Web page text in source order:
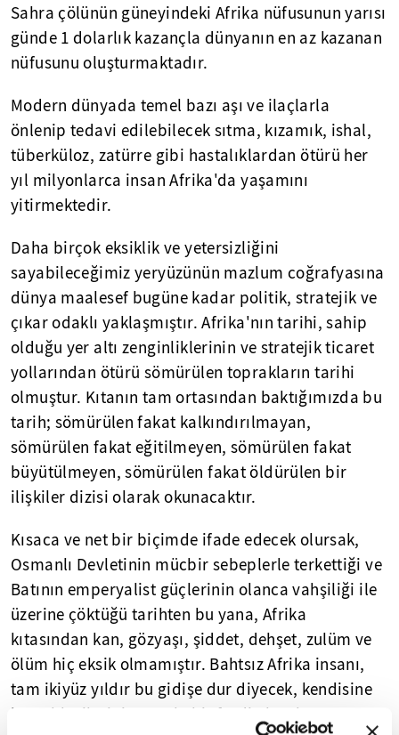
Sahra çölünün güneyindeki Afrika nüfusunun yarısı
günde 1 dolarlık kazançla dünyanın en az kazanan
nüfusunu oluşturmaktadır.
Modern dünyada temel bazı aşı ve ilaçlarla
önlenip tedavi edilebilecek sıtma, kızamık, ishal,
tüberküloz, zatürre gibi hastalıklardan ötürü her
yıl milyonlarca insan Afrika'da yaşamını
yitirmektedir.
Daha birçok eksiklik ve yetersizliğini
sayabileceğimiz yeryüzünün mazlum coğrafyasına
dünya maalesef bugüne kadar politik, stratejik ve
çıkar odaklı yaklaşmıştır. Afrika'nın tarihi, sahip
olduğu yer altı zenginliklerinin ve stratejik ticaret
yollarından ötürü sömürülen toprakların tarihi
olmuştur. Kıtanın tam ortasından baktığımızda bu
tarih; sömürülen fakat kalkındırılmayan,
sömürülen fakat eğitilmeyen, sömürülen fakat
büyütülmeyen, sömürülen fakat öldürülen bir
ilişkiler dizisi olarak okunacaktır.
Kısaca ve net bir biçimde ifade edecek olursak,
Osmanlı Devletinin mücbir sebeplerle terkettiği ve
Batının emperyalist güçlerinin olanca vahşiliği ile
üzerine çöktüğü tarihten bu yana, Afrika
kıtasından kan, gözyaşı, şiddet, dehşet, zulüm ve
ölüm hiç eksik olmamıştır. Bahtsız Afrika insanı,
tam ikiyüz yıldır bu gidişe dur diyecek, kendisine
insanlık ailesinin onurlu bir ferdi olarak